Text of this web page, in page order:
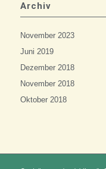
Archiv
November 2023
Juni 2019
Dezember 2018
November 2018
Oktober 2018